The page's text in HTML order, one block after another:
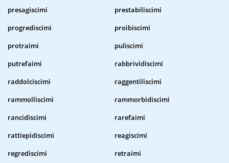
presagiscimi
prestabiliscimi
progrediscimi
proibiscimi
protraimi
puliscimi
putrefaimi
rabbrividiscimi
raddolciscimi
raggentiliscimi
rammolliscimi
rammorbidiscimi
rancidiscimi
rarefaimi
rattiepidiscimi
reagiscimi
regrediscimi
retraimi